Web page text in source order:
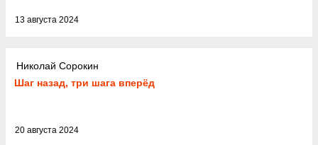
13 августа 2024
Николай Сорокин
Шаг назад, три шага вперëд
20 августа 2024